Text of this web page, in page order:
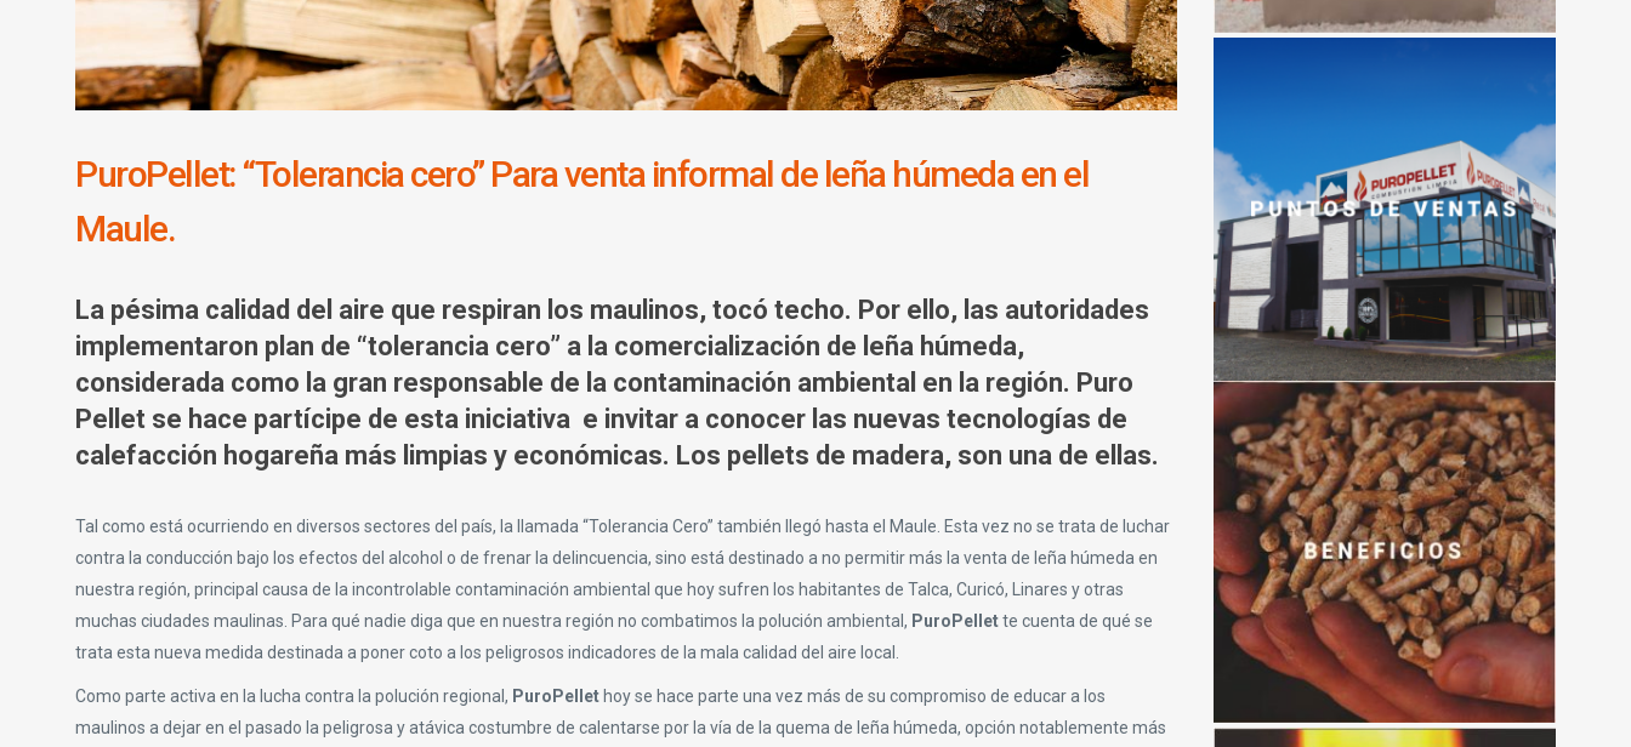
PuroPellet: “Tolerancia cero” Para venta informal de leña húmeda en el
Maule.
La pésima calidad del aire que respiran los maulinos, tocó techo. Por ello, las autoridades
implementaron plan de “tolerancia cero” a la comercialización de leña húmeda,
considerada como la gran responsable de la contaminación ambiental en la región. Puro
Pellet se hace partícipe de esta iniciativa e invitar a conocer las nuevas tecnologías de
calefacción hogareña más limpias y económicas. Los pellets de madera, son una de ellas.
Tal como está ocurriendo en diversos sectores del país, la llamada “Tolerancia Cero” también llegó hasta el Maule. Esta vez no se trata de luchar
contra la conducción bajo los efectos del alcohol o de frenar la delincuencia, sino está destinado a no permitir más la venta de leña húmeda en
nuestra región, principal causa de la incontrolable contaminación ambiental que hoy sufren los habitantes de Talca, Curicó, Linares y otras
muchas ciudades maulinas. Para qué nadie diga que en nuestra región no combatimos la polución ambiental, PuroPellette cuenta de qué se
trata esta nueva medida destinada a poner coto a los peligrosos indicadores de la mala calidad del aire local.
Como parte activa en la lucha contra la polución regional, PuroPellet hoy se hace parte una vez más de su compromiso de educar a los
maulinos a dejar en el pasado la peligrosa y atávica costumbre de calentarse por la vía de la quema de leña húmeda, opción notablemente más